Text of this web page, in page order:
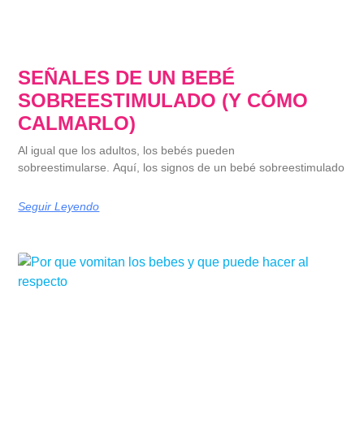
SEÑALES DE UN BEBÉ
SOBREESTIMULADO (Y CÓMO
CALMARLO)
Al igual que los adultos, los bebés pueden
sobreestimularse. Aquí, los signos de un bebé sobreestimulado
Seguir Leyendo